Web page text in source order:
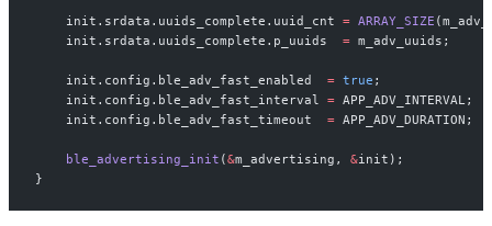
    init.srdata.uuids_complete.uuid_cnt
= ARRAY_SIZE
    init.srdata.uuids_complete.p_uuids
= m_adv_uuids;
    init.config.ble_adv_fast_enabled
= true ;
    init.config.ble_adv_fast_interval
= APP_ADV_INTERVAL;
    init.config.ble_adv_fast_timeout
= APP_ADV_DURATION;
    ble_advertising_init
( &m_advertising, &init);
}